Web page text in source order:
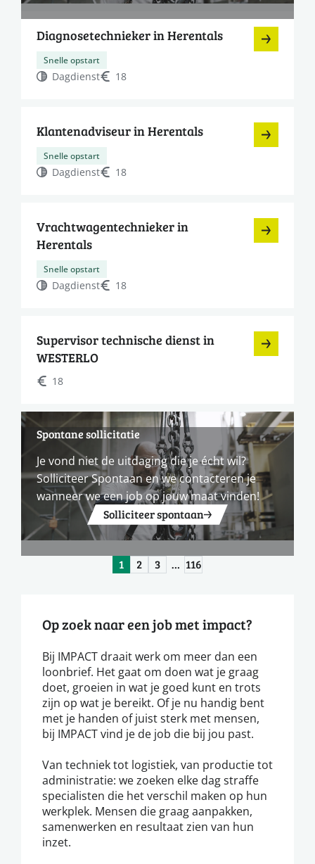
Diagnosetechnieker in Herentals
Snelle opstart
Dagdienst 18
Klantenadviseur in Herentals
Snelle opstart
Dagdienst 18
Vrachtwagentechnieker in
Herentals
Snelle opstart
Dagdienst 18
Supervisor technische dienst in
WESTERLO
18
Spontane sollicitatie
Je vond niet de uitdaging die je écht wil?
Solliciteer Spontaan en we contacteren je
wanneer we een job op jouw maat vinden!
Solliciteer spontaan
1 2 3 … 116
Op zoek naar een job met impact?
Bij IMPACT draait werk om meer dan een
loonbrief. Het gaat om doen wat je graag
doet, groeien in wat je goed kunt en trots
zijn op wat je bereikt. Of je nu handig bent
met je handen of juist sterk met mensen,
bij IMPACT vind je de job die bij jou past.
Van techniek tot logistiek, van productie tot
administratie: we zoeken elke dag straffe
specialisten die het verschil maken op hun
werkplek. Mensen die graag aanpakken,
samenwerken en resultaat zien van hun
inzet.